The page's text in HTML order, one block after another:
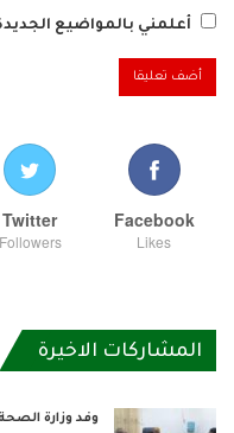
أعلمني بالمواضيع
Facebook
Likes
Twitter
Followers
المشاركات الاخيرة
وفد وزارة الصحة